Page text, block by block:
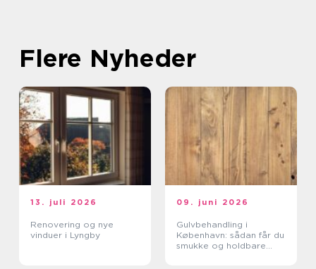
Flere Nyheder
13. juli 2026
Renovering og nye
vinduer i Lyngby
09. juni 2026
Gulvbehandling i
København: sådan får du
smukke og holdbare